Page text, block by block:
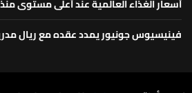
أسعار الغذاء العالمية عند أعلى مستوى منذ 3 سنوات ونصف
فينيسيوس جونيور يمدد عقده مع ريال مدريد